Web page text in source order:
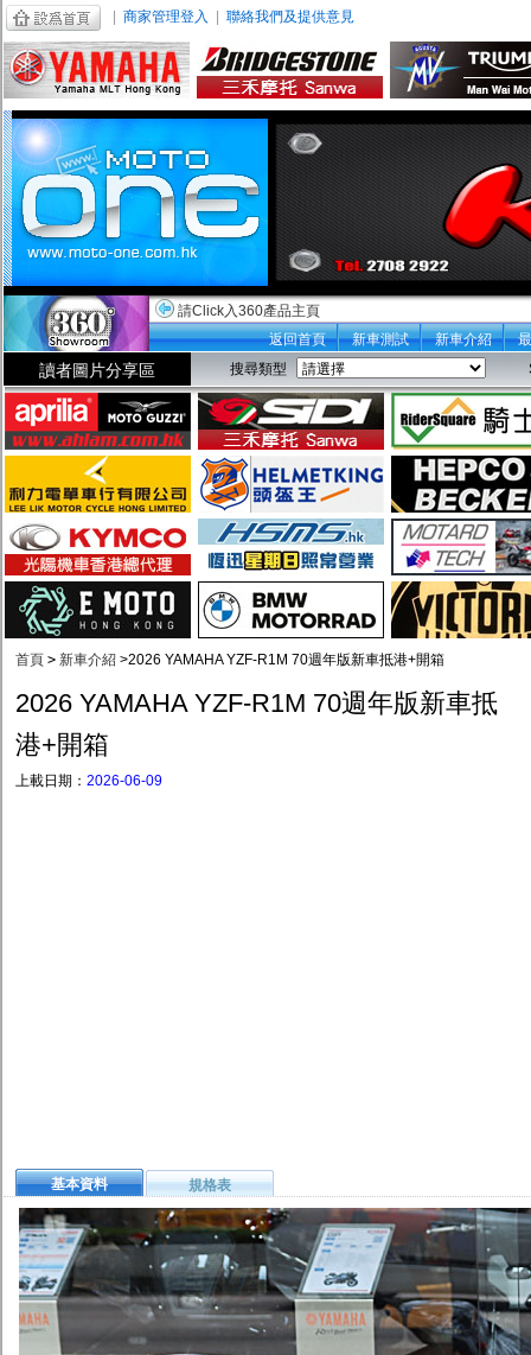
商家管理登入 聯絡我們及提供意見
請Click入360產品主頁
返回首頁
新車測試 新車介紹
讀者圖片分享區 搜尋類型
首頁 > 新車介紹 >2026 YAMAHA YZF-R1M 70週年版新車抵港+開箱
2026 YAMAHA YZF-R1M 70週年版新車抵
港+開箱
上載日期： 2026-06-09
基本資料 規格表